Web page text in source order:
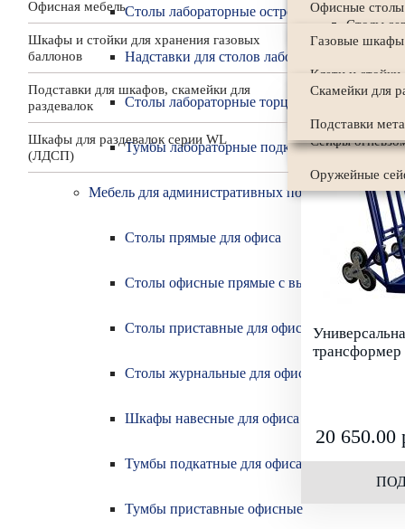
Столы лабораторные островные
Надставки для столов лабораторные
Столы лабораторные торцевые
Тумбы лабораторные подкатные из ЛДСП
Мебель для административных помещений
Столы прямые для офиса
Столы офисные прямые с выдвижными
Столы приставные для офиса
Столы журнальные для офиса
Шкафы навесные для офиса
Тумбы подкатные для офиса
Тумбы приставные офисные
Бытовые
Кровати
Архивные
Стерилизаторы
Штативы и
Сейфы
Сейфы
Оружейные
Офисная мебель
Офисные столы
Столы
Столы
Офисные
Шкафы и стойки для хранения газовых
баллонов
Газовые шкафы
Клети и стойки
Подставки для шкафов, скамейки для
раздевалок
Скамейки для
Подставки
Шкафы для раздевалок серии WL
(ЛДСП)
трансформер
20 650.00